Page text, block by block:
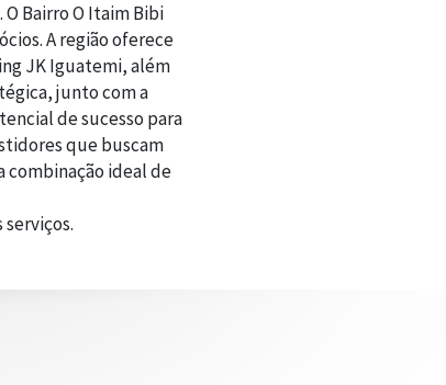
Bairro O Itaim Bibi
A região oferece
JK Iguatemi, além
junto com a
de sucesso para
que buscam
combinação ideal de